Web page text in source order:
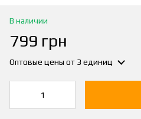
В наличии
799 грн
Оптовые цены от 3 единиц